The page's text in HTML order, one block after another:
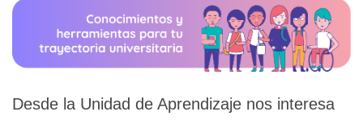
Desde la Unidad de Aprendizaje nos interesa